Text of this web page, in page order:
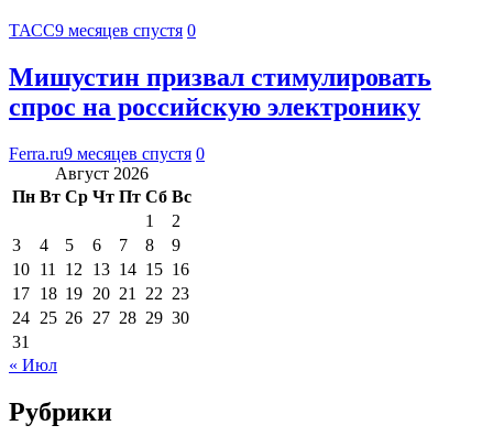
ТАСС9 месяцев спустя 0
Мишустин призвал стимулировать
спрос на российскую электронику
Ferra.ru9 месяцев спустя 0
Август 2026
Пн Вт Ср Чт Пт Сб Вс
1
2
3
4 5 6 7 8
9
10 11 12 13 14 15 16
17 18 19 20 21 22 23
24 25 26 27 28 29 30
31
« Июл
Рубрики